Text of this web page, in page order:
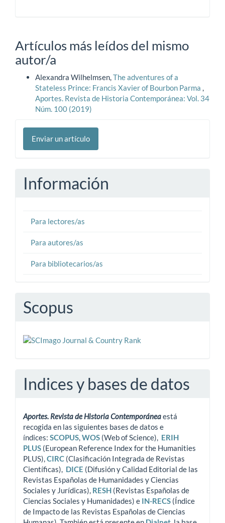
Artículos más leídos del mismo
autor/a
Alexandra Wilhelmsen,The adventures of a
Stateless Prince: Francis Xavier of Bourbon Parma ,
Aportes. Revista de Historia Contemporánea: Vol. 34
Núm. 100 (2019)
Enviar
unEnviar un artículo
Información
Para lectores/as
Para autores/as
Para bibliotecarios/as
Scopus
Indices y bases de datos
Aportes. Revista de Historia Contemporáneaestá
recogida en las siguientes bases de datos e
índices: SCOPUS,WOS (Web of Science), ERIH
PLUS (European Reference Index for the Humanities
PLUS),CIRC (Clasificación Integrada de Revistas
Científicas), DICE (Difusión y Calidad Editorial de las
Revistas Españolas de Humanidades y Ciencias
Sociales y Jurídicas), RESH (Revistas Españolas de
Ciencias Sociales y Humanidades) e IN-RECS (Índice
de Impacto de las Revistas Españolas de Ciencias